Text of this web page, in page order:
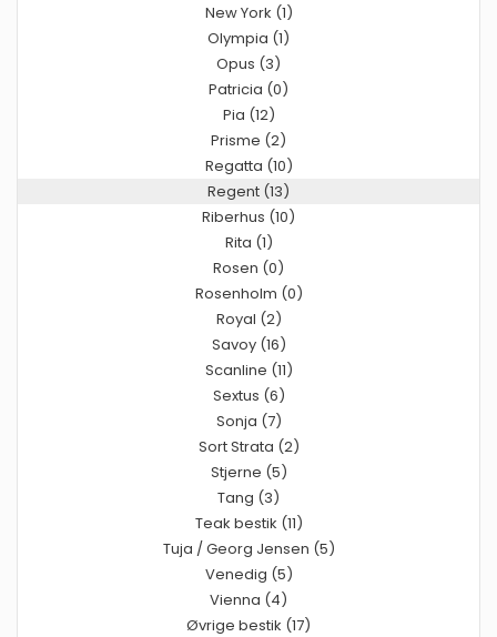
New York (1)
Olympia (1)
Opus (3)
Patricia (0)
Pia (12)
Prisme (2)
Regatta (10)
Regent (13)
Riberhus (10)
Rita (1)
Rosen (0)
Rosenholm (0)
Royal (2)
Savoy (16)
Scanline (11)
Sextus (6)
Sonja (7)
Sort Strata (2)
Stjerne (5)
Tang (3)
Teak bestik (11)
Tuja / Georg Jensen (5)
Venedig (5)
Vienna (4)
Øvrige bestik (17)